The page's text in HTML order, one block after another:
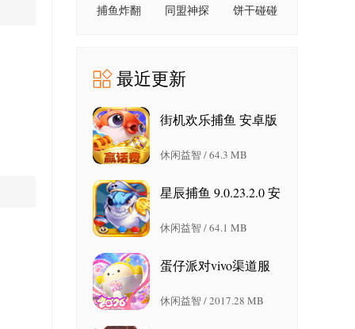
捕鱼炸翻
同盟神探
饼干碰碰
最近更新
街机欢乐捕鱼 安卓版
休闲益智 / 64.3 MB
星辰捕鱼 9.0.23.2.0 安
休闲益智 / 64.1 MB
蛋仔派对vivo渠道服
休闲益智 / 2017.28 MB